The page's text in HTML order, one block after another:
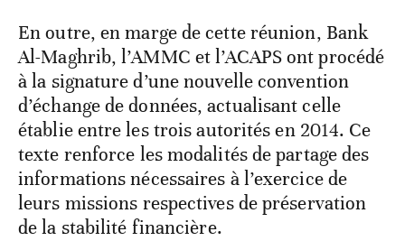
En outre, en marge de cette réunion, Bank
Al-Maghrib, l’AMMC et l’ACAPS ont procédé
à la signature d’une nouvelle convention
d’échange de données, actualisant celle
établie entre les trois autorités en 2014. Ce
texte renforce les modalités de partage des
informations nécessaires à l’exercice de
leurs missions respectives de préservation
de la stabilité financière.